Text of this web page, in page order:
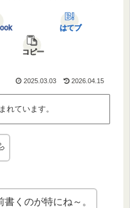
はてブ
コピー
2025.03.03 2026.04.15
れています。
くのが特にね～。